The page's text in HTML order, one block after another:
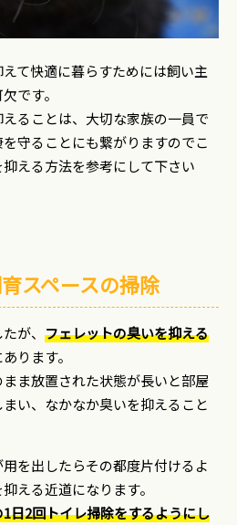
て快適に暮らすためには飼い主
です。
ることは、大切な家族の一員で
守ることにも繋がりますのでこ
える方法を参考にして下さい
スペースの掃除
たが、フェレットの臭いを抑える
あります。
まま放置された状態が長いと部屋
い、なかなか臭いを抑えること
を出したらその都度片付けるよ
える近道になります。
日2回トイレ掃除をするようにし